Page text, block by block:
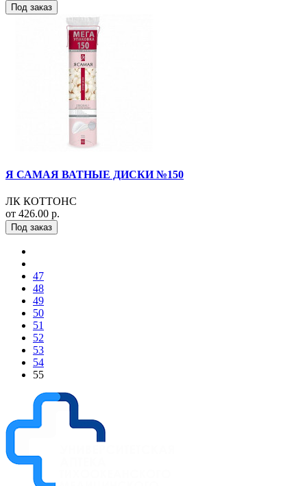
Под заказ
Я САМАЯ ВАТНЫЕ ДИСКИ №150
ЛК КОТТОНС
от 426.00 р.
Под заказ
47
48
49
50
51
52
53
54
55